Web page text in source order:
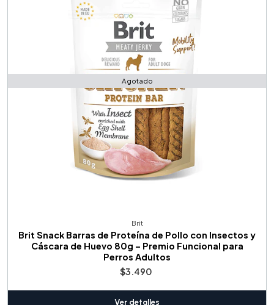
Agotado
Brit
Brit Snack Barras de Proteína de Pollo con Insectos y
Cáscara de Huevo 80g – Premio Funcional para
Perros Adultos
$3.490
Ver detalles